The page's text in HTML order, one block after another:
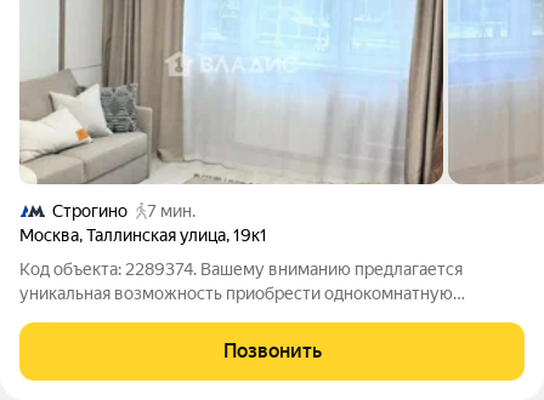
Строгино
7 мин.
Москва,Таллинская улица,19к1
Код объекта: 2289374. Вашему вниманию предлагается
уникальная возможность приобрести однокомнатную
объект идеально подойдёт тем, кто ищет комфортное жильё с
современным ремонтом и удобным
Позвонить